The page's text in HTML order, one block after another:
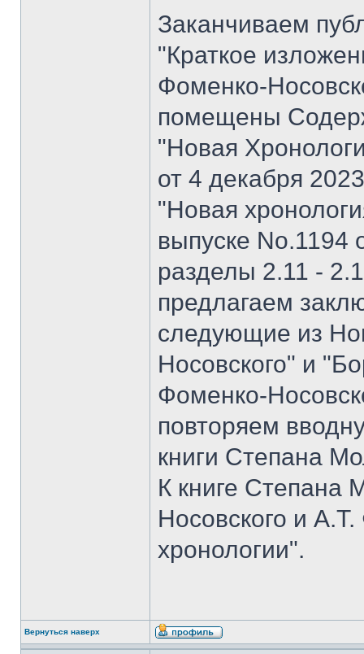
Заканчиваем
"Краткое
Фоменко-
помещены
"Новая
от 4 декабря
"Новая
выпуске No.1194
разделы 2.11 -
предлагаем
следующие из
Носовского" и
Фоменко-
повторяем
книги Степана
К книге Степана
Носовского и
хронологии".
Вернуться наверх